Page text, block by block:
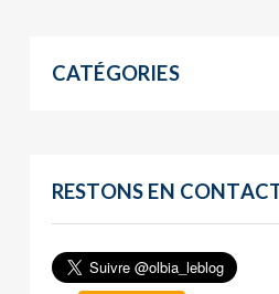
CATÉGORIES
RESTONS EN